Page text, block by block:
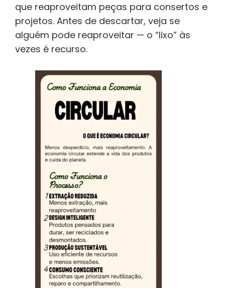
que reaproveitam peças para consertos e
projetos. Antes de descartar, veja se
alguém pode reaproveitar — o “lixo” às
vezes é recurso.